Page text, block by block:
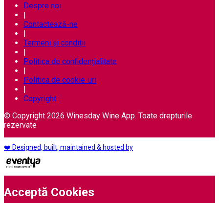
Despre noi
|
Contactează-ne
|
Termeni și condiții
|
Politica de confidențialitate
|
Politica de cookie-uri
|
Copyright
© Copyright 2026 Winesday Wine App. Toate drepturile
rezervate
❤️ Designed, built, maintained & hosted by
Acceptă Cookies